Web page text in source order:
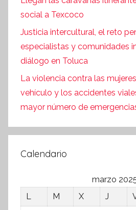
social a Texcoco
Justicia intercultural, el reto
especialistas y comunidades
diálogo en Toluca
La violencia contra las
vehículo y los accidentes
mayor número de
Calendario
marzo
L
M X J